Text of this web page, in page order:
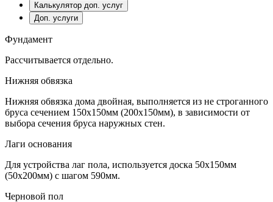
Калькулятор доп. услуг
Доп. услуги
Фундамент
Рассчитывается отдельно.
Нижняя обвязка
Нижняя обвязка дома двойная, выполняется из не строганного
бруса сечением 150х150мм (200х150мм), в зависимости от
выбора сечения бруса наружных стен.
Лаги основания
Для устройства лаг пола, используется доска 50х150мм
(50х200мм) с шагом 590мм.
Черновой пол